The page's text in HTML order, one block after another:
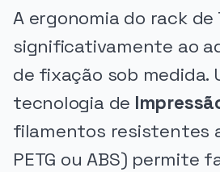
A ergonomia do rack de
significativamente ao
de fixação sob medida.
tecnologia de
filamentos resistentes
PETG ou ABS) permite